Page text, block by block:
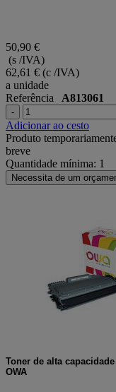
50,90 €
(s /IVA)
62,61 € (c /IVA)
a unidade
Referência A813061
-
Adicionar ao cesto
Produto
breve
Quantidade mínima: 1
Necessita de um
Toner de alta
OWA